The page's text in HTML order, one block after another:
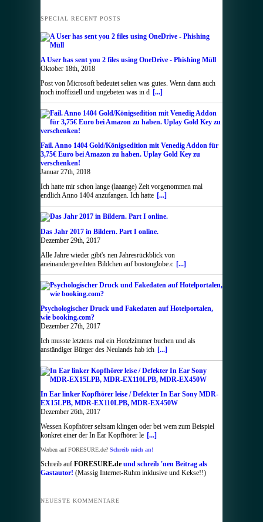
SPECIAL RECENT POSTS
A User has sent you 2 files using OneDrive - Phishing Müll
Oktober 18th, 2018
Post von Microsoft bedeutet selten was gutes. Wenn dann auch
noch inoffiziell und ungebeten was in d [...]
Fail. Anno 1404 Gold/Königsedition mit Venedig Addon für
3,75€ Euro bei Amazon zu haben. Uplay Gold Key zu
verschenken!
Januar 27th, 2018
Ich hatte mir schon lange (laaange) Zeit vorgenommen mal
endlich Anno 1404 anzufangen. Ich hatte [...]
Das Jahr 2017 in Bildern. Part I online.
Dezember 29th, 2017
Alle Jahre wieder gibt's nen Jahresrückblick von
aneinandergereihten Bildchen auf bostonglobe.c [...]
Psychologischer Druck und Fakedaten auf Hotelportalen,
wie booking.com?
Dezember 27th, 2017
Ich musste letztens mal ein Hotelzimmer buchen und als
anständiger Bürger des Neulands hab ich [...]
In Ear linker Kopfhörer leise / Defekter In Ear Sony MDR-
EX15LPB, MDR-EX110LPB, MDR-EX450W
Dezember 26th, 2017
Wessen Kopfhörer seltsam klingen oder bei wem zum Beispiel
konkret einer der In Ear Kopfhörer le [...]
Werben auf FORESURE.de? Schreib mich an!
Schreib auf FORESURE.de und schreib 'nen Beitrag als
Gastautor! (Massig Internet-Ruhm inklusive und Kekse!!)
NEUESTE KOMMENTARE